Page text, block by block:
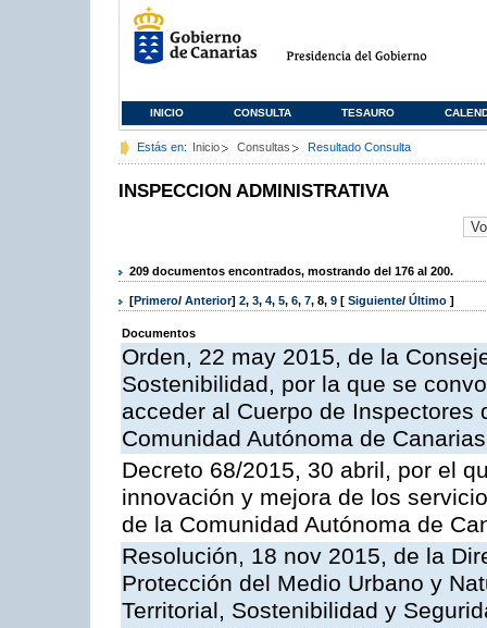
INICIO CONSULTA TESAURO
Estás en: Inicio Consultas Resultado Consulta
INSPECCION ADMINISTRATIVA
209 documentos encontrados, mostrando del 176 al 200.
[Primero/ Anterior] 2, 3, 4, 5, 6, 7, 8, 9 [ Siguiente/ Último ]
Documentos
Orden, 22 may 2015, de la
Sostenibilidad, por la que se
acceder al Cuerpo de
Comunidad Autónoma de Canarias
Decreto 68/2015, 30 abril, por el
innovación y mejora de los
de la Comunidad Autónoma de
Resolución, 18 nov 2015, de la
Protección del Medio Urbano y
Territorial, Sostenibilidad y